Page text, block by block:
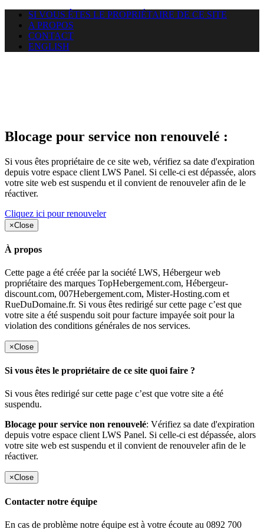
SI VOUS ÊTES LE PROPRIÉTAIRE DE CE SITE
A PROPOS
CONTACT
ENGLISH
Blocage pour service non renouvelé :
Si vous êtes propriétaire de ce site web, vérifiez sa date d'expiration
depuis votre espace client LWS Panel. Si celle-ci est dépassée, alors
votre site web est suspendu et il convient de renouveler afin de le
réactiver.
Cliquez ici pour renouveler
×Close
À propos
Cette page a été créée par la société LWS, Hébergeur web
propriétaire des marques TopHebergement.com, Hébergeur-
discount.com, 007Hebergement.com, Mister-Hosting.com et
RueDuDomaine.fr. Si vous êtes redirigé sur cette page c’est que
votre site a été suspendu soit pour facture impayée soit pour la
violation des conditions générales de nos services.
×Close
Si vous êtes le propriétaire de ce site quoi faire ?
Si vous êtes redirigé sur cette page c’est que votre site a été
suspendu.
Blocage pour service non renouvelé: Vérifiez sa date d'expiration
depuis votre espace client LWS Panel. Si celle-ci est dépassée, alors
votre site web est suspendu et il convient de renouveler afin de le
réactiver.
×Close
Contacter notre équipe
En cas de problème notre équipe est à votre écoute au 0892 700